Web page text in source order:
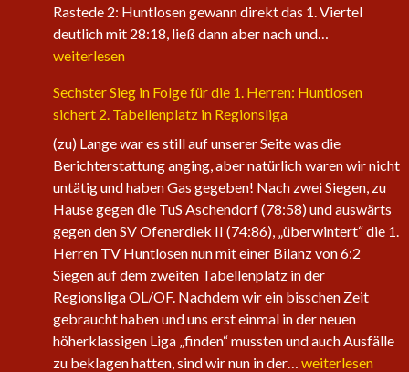
Rastede 2: Huntlosen gewann direkt das 1. Viertel
deutlich mit 28:18, ließ dann aber nach und…
der
Eagles
nehmen
wieder
an
Fahrt
auf
weiterlesen
Sechster Sieg in Folge für die 1. Herren: Huntlosen
sichert 2. Tabellenplatz in Regionsliga
(zu) Lange war es still auf unserer Seite was die
Berichterstattung anging, aber natürlich waren wir nicht
untätig und haben Gas gegeben! Nach zwei Siegen, zu
Hause gegen die TuS Aschendorf (78:58) und auswärts
gegen den SV Ofenerdiek II (74:86), „überwintert“ die 1.
Herren TV Huntlosen nun mit einer Bilanz von 6:2
Siegen auf dem zweiten Tabellenplatz in der
Regionsliga OL/OF. Nachdem wir ein bisschen Zeit
gebraucht haben und uns erst einmal in der neuen
höherklassigen Liga „finden“ mussten und auch Ausfälle
zu beklagen hatten, sind wir nun in der… Sechster
weiterlesen